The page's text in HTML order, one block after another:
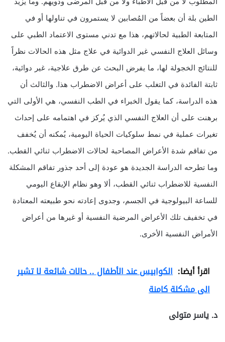
الطين بلة أن بعضاً من المُصابين لا يستمرون في تناولها أو في
المتابعة الطبية لحالاتهم، هذا مع تدني مستوى الاعتماد الطبي على
وسائل العلاج النفسي غير الدوائية في علاج مثل هذه الحالات نظراً
للنتائج الخجولة لها، ما يفرض البحث عن طرق علاجية، غير دوائية،
ثابتة الفائدة في التغلب على أعراض الاضطراب هذا. والثالث أن
هذه الدراسة، كما يقول الخبراء في الطب النفسي، هي الأولى التي
برهنت على أن العلاج النفسي الذي يُركز في اهتمامه على إحداث
تغيرات عملية في نمط سلوكيات الحياة اليومية، يُمكنه أن يُخفف
من تفاقم شدة الأعراض المصاحبة لحالات الاضطراب ثنائي القطب.
وما تطرحه الدراسة الجديدة هو عودة إلى أحد جذور تفاقم المشكلة
النفسية للاضطراب ثنائي القطب، ألا وهو نظام الإيقاع اليومي
للساعة البيولوجية في الجسم، وجدوى إعادته نحو طبيعته المعتادة
في تخفيف تلك الأعراض المرضية النفسية أو غيرها من أعراض
الأمراض النفسية الأخرى.
اقرأ أيضا: الكوابيس عند الأطفال .. حالات شائعة لا تشير
الى مشكلة كامنة
د. ياسر متولى